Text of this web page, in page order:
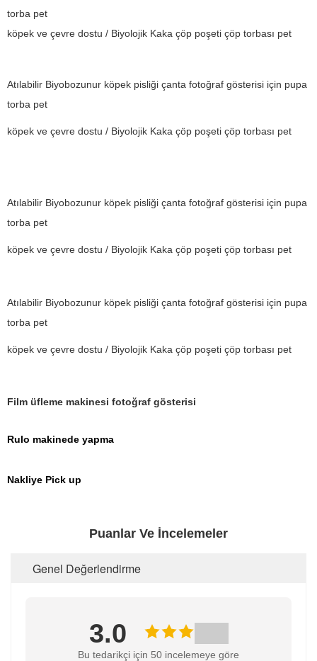
torba pet
köpek ve çevre dostu / Biyolojik Kaka çöp poşeti çöp torbası pet
Atılabilir Biyobozunur köpek pisliği çanta fotoğraf gösterisi için pupa
torba pet
köpek ve çevre dostu / Biyolojik Kaka çöp poşeti çöp torbası pet
Atılabilir Biyobozunur köpek pisliği çanta fotoğraf gösterisi için pupa
torba pet
köpek ve çevre dostu / Biyolojik Kaka çöp poşeti çöp torbası pet
Atılabilir Biyobozunur köpek pisliği çanta fotoğraf gösterisi için pupa
torba pet
köpek ve çevre dostu / Biyolojik Kaka çöp poşeti çöp torbası pet
Film üfleme makinesi fotoğraf gösterisi
Rulo makinede yapma
Nakliye Pick up
Puanlar Ve İncelemeler
Genel Değerlendirme
3.0
Bu tedarikçi için 50 incelemeye göre